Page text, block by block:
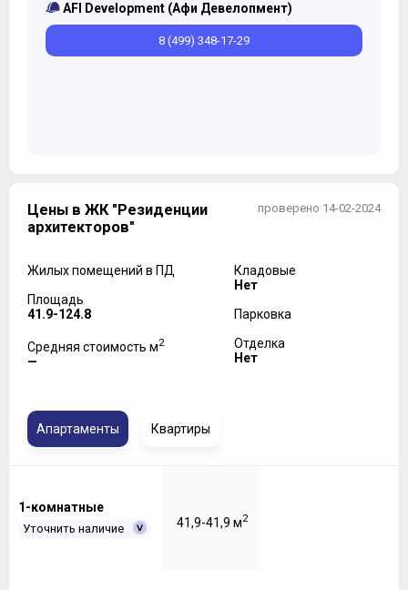
AFI Development (Афи Девелопмент)
8 (499) 348-17-29
проверено 14-02-2024
Цены в ЖК "Резиденции
архитекторов"
Жилых помещений в ПД
Площадь
41.9-124.8
Средняя стоимость м2
—
Кладовые
Нет
Парковка
Отделка
Нет
Апартаменты Квартиры
1-комнатные
Уточнить наличие 41,9-41,9 м2